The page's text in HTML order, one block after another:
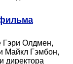
Гэри Олдмен,
Майкл Гэмбон,
директора